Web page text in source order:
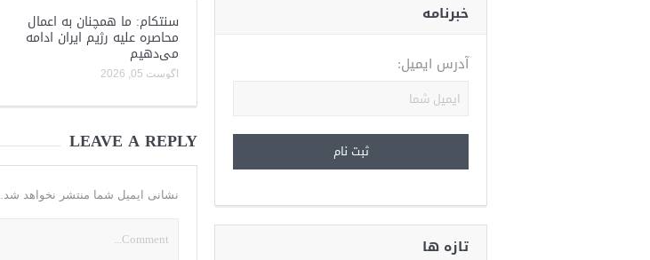
سنتکام: ما همچنان به اعمال
محاصره علیه رژیم ایران ادامه
می‌دهیم
آگوست 05, 2026
LEAVE A REPLY
نشانی ایمیل شما منتشر نخواهد شد.
خبرنامه
آدرس ایمیل:
تازه ها